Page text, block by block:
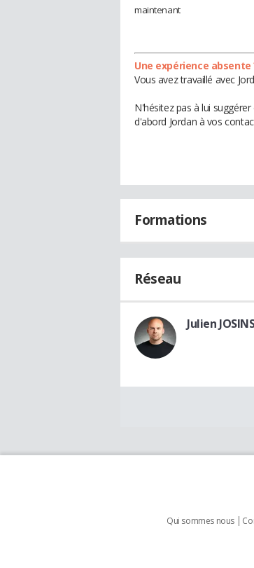
maintenant
Une expérience absente
Vous avez travaillé avec
N'hésitez pas à lui
d'abord Jordan à vos
Formations
Réseau
Julien
Qui sommes nous